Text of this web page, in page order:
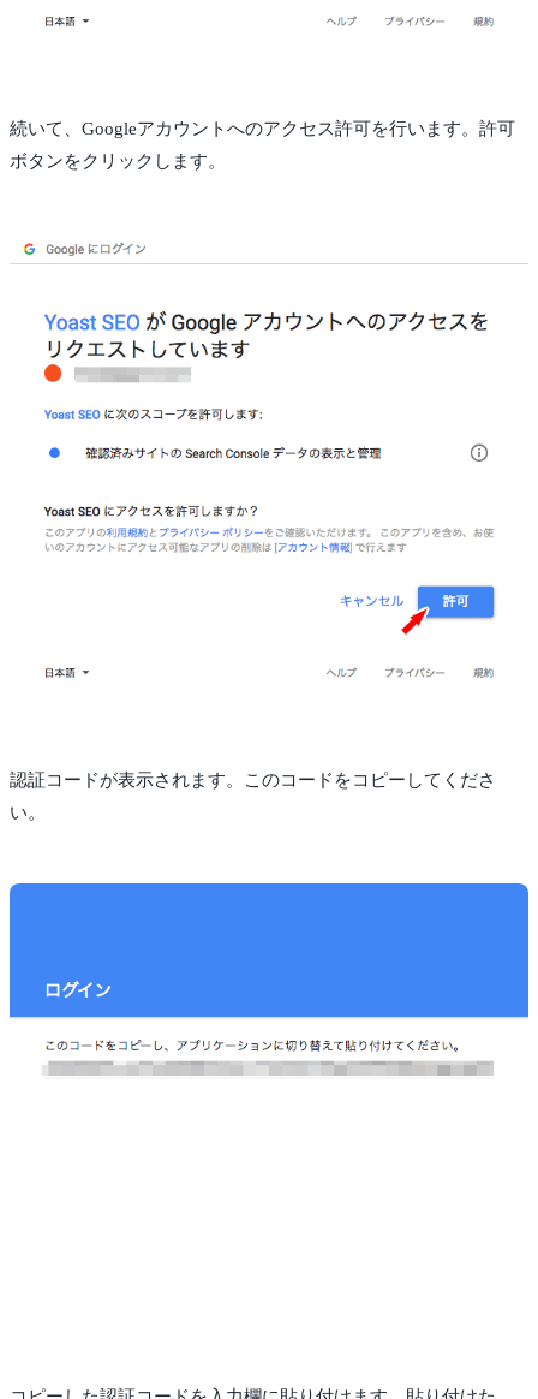
続いて、Googleアカウントへのアクセス許可を行います。許可
ボタンをクリックします。
認証コードが表示されます。このコードをコピーしてくださ
い。